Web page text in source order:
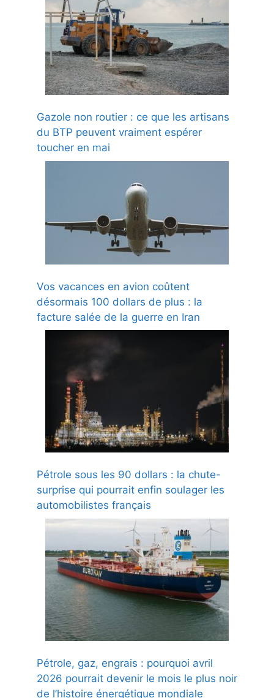
Gazole non routier : ce que les artisans
du BTP peuvent vraiment espérer
toucher en mai
Vos vacances en avion coûtent
désormais 100 dollars de plus : la
facture salée de la guerre en Iran
Pétrole sous les 90 dollars : la chute-
surprise qui pourrait enfin soulager les
automobilistes français
Pétrole, gaz, engrais : pourquoi avril
2026 pourrait devenir le mois le plus noir
de l’histoire énergétique mondiale